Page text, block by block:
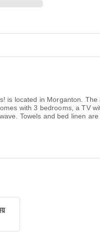
is located in Morganton.
with 3 bedrooms, a TV
Towels and bed linen